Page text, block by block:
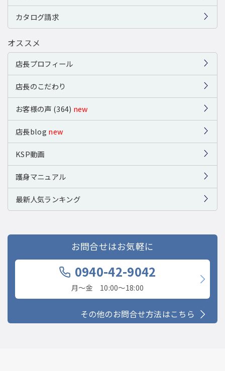
カタログ請求
オススメ
店長プロフィール
店長のこだわり
お客様の声 (364) new
店長blog new
KSP動画
護身マニュアル
最新人気ランキング
お問合せはお気軽に
0940-42-9042
月〜金 10:00〜18:00
その他のお問合せ方法はこちら